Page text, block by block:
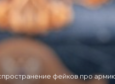
фейков про